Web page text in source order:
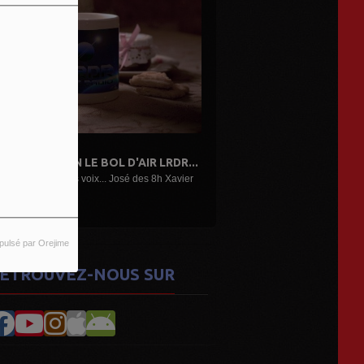
par Orejime
MATIN LE BOL D'AIR LRDR...
réveil avec nos voix... José des 8h Xavier
NOUS SUR